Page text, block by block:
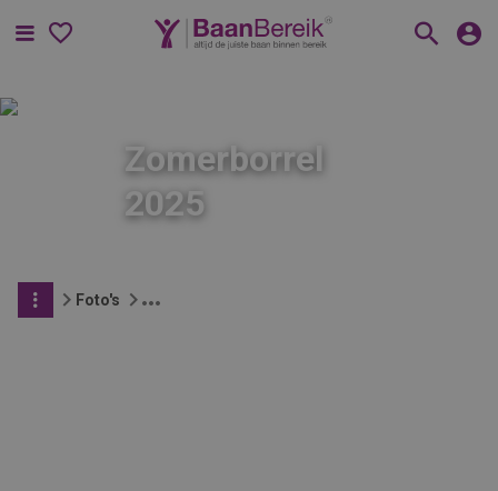
Menu
Zomerborrel
2025
Foto's